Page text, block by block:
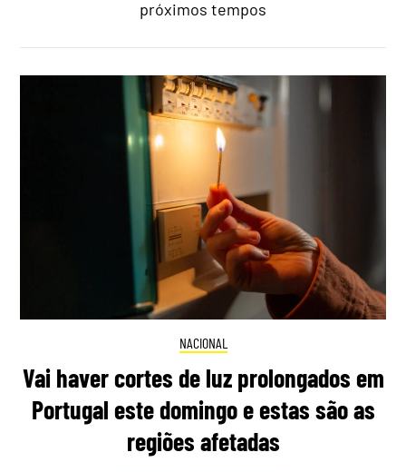
próximos tempos
NACIONAL
Vai haver cortes de luz prolongados em
Portugal este domingo e estas são as
regiões afetadas